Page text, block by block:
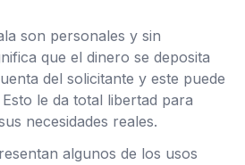
son personales y sin
que el dinero se deposita
del solicitante y este puede
le da total libertad para
necesidades reales.
algunos de los usos